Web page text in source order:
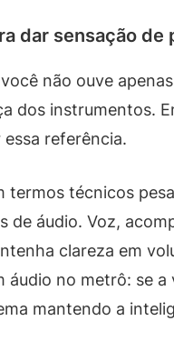
dar sensação de
não ouve
dos instrumentos.
referência.
termos técnicos
de áudio. Voz,
clareza em
áudio no metrô: se
mantendo a